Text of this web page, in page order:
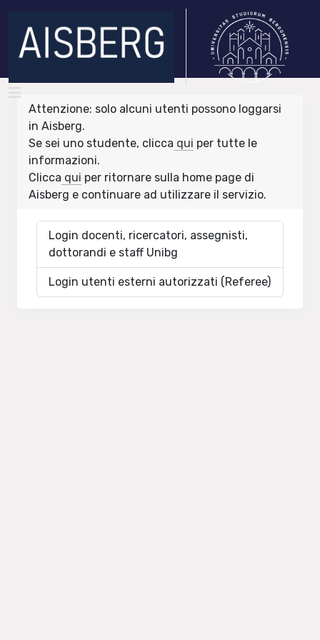
Attenzione: solo alcuni utenti possono loggarsi
in Aisberg.
Se sei uno studente, clicca qui per tutte le
informazioni.
Clicca qui per ritornare sulla home page di
Aisberg e continuare ad utilizzare il servizio.
Login docenti, ricercatori, assegnisti,
dottorandi e staff Unibg
Login utenti esterni autorizzati (Referee)